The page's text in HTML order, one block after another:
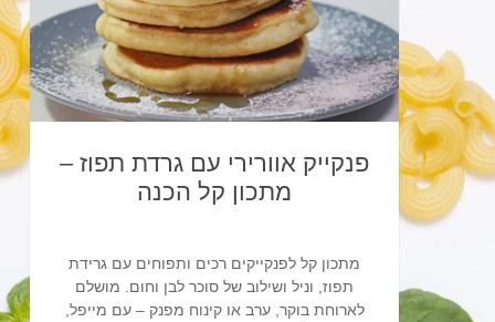
פנקייק אוורירי עם גרדת תפוז –
מתכון קל הכנה
מתכון קל לפנקייקים רכים ותפוחים עם גרידת
תפוז, וניל ושילוב של סוכר לבן וחום. מושלם
לארוחת בוקר, ערב או קינוח מפנק – עם מייפל,